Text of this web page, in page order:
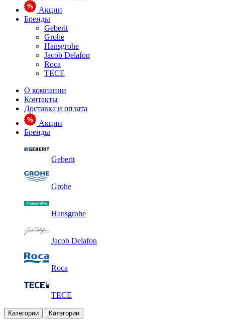
Акции
Бренды
Geberit
Grohe
Hansgrohe
Jacob Delafon
Roca
TECE
О компании
Контакты
Доставка и оплата
Акции
Бренды
Geberit
Grohe
Hansgrohe
Jacob Delafon
Roca
TECE
Категории Категории